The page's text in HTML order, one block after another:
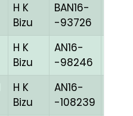
H K
Bizu
BAN16-
-93726
H K
Bizu
AN16-
-98246
H K
Bizu
AN16-
-108239